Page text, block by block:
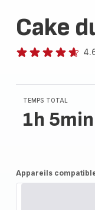
Cake
TEMPS TOTAL
1h 5min
Appareils